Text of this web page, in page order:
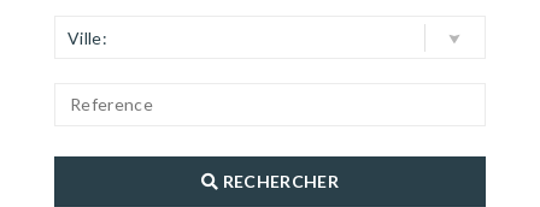
Ville:
RECHERCHER